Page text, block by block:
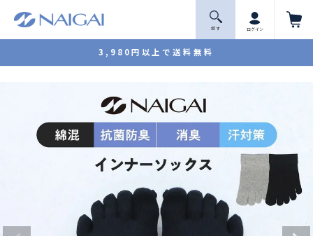
3,980円以上で送料無料
探 す ログイン